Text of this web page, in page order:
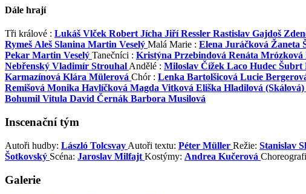
Dále hrají
Tři králové : Lukáš Vlček Robert Jícha Jiří Ressler Rastislav Gajdoš
Rymeš Aleš Slanina Martin Veselý Malá Marie : Elena Juráčková Žaneta
Pekar Martin Veselý Tanečníci : Kristýna Przebindová Renáta Mrózková
Nebřenský Vladimír StrouhalAndělé : Miloslav Čížek Laco Hudec Šubrt
Karmazínová Klára Mülerová Chór : Lenka Bartolšicová Lucie
Remišová Monika Havlíčková Magda Vitková Eliška Hladilová (Skálová)
Bohumil Vitula David Černák Barbora Musilová
Inscenační tým
Autoři hudby: László Tolcsvay Autoři textu: Péter Müller Režie: Stanislav
Šotkovský Scéna: Jaroslav Milfajt Kostýmy: Andrea Kučerová
Galerie